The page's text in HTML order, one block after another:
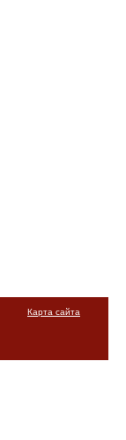
Карта сайта